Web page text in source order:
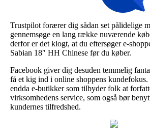
Trustpilot forærer dig sådan set pålidelige
gennemsøge en lang række nuværende
derfor er det klogt, at du eftersøger e-
Sabian 18″ HH Chinese før du køber.
Facebook giver dig desuden temmelig
få et kig ind i online shoppens kundefokus.
endda e-butikker som tilbyder folk at
virksomhedens service, som også bør
kundernes tilfredshed.